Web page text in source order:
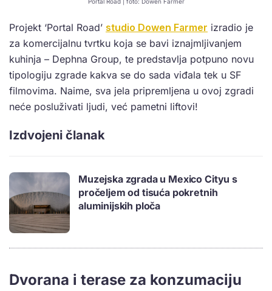
Portal Road | foto: Dowen Farmer
Projekt ‘Portal Road’ studio Dowen Farmer izradio je
za komercijalnu tvrtku koja se bavi iznajmljivanjem
kuhinja – Dephna Group, te predstavlja potpuno novu
tipologiju zgrade kakva se do sada viđala tek u SF
filmovima. Naime, sva jela pripremljena u ovoj zgradi
neće posluživati ljudi, već pametni liftovi!
Izdvojeni članak
Muzejska zgrada u Mexico Cityu s
pročeljem od tisuća pokretnih
aluminijskih ploča
Dvorana i terase za konzumaciju